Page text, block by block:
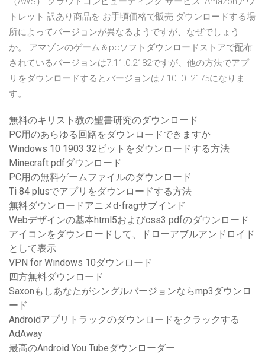
トレット 訳あり商品を お手頃価格で販売 ダウンロードする場
所によってバージョンが異なるようですが、なぜでしょう
か。 アマゾンのゲーム＆pcソフトダウンロードストアで配布
されているバージョンは7.11.0.2182ですが、他の方法でアプ
リをダウンロードするとバージョンは7.10. 0. 2175になりま
す。
無料のキリスト教の聖書研究のダウンロード
PC用のあらゆる回路をダウンロードできますか
Windows 10 1903 32ビットをダウンロードする方法
Minecraft pdfダウンロード
PC用の無料ゲームファイルのダウンロード
Ti 84 plusでアプリをダウンロードする方法
無料ダウンロードアニメd-fragサブインド
Webデザインの基本html5およびcss3 pdfのダウンロード
アイコンをダウンロードして、ドローアブルアンドロイド
として表示
VPN for Windows 10ダウンロード
四方無料ダウンロード
Saxonもしあなたがシングルバージョンならmp3ダウンロ
ード
Androidアプリトラックのダウンロードをクラックする
AdAway
最高のAndroid You Tubeダウンローダー